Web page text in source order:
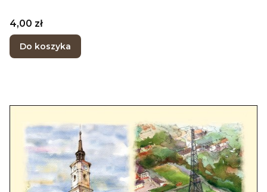
Cena
4,00 zł
Do koszyka